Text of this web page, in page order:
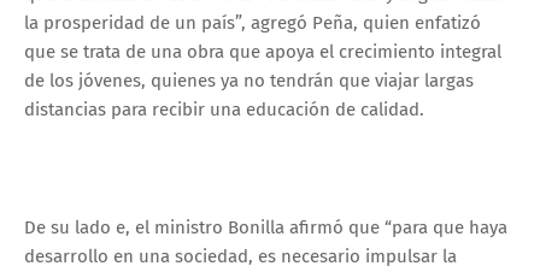
la prosperidad de un país”, agregó Peña, quien enfatizó
que se trata de una obra que apoya el crecimiento integral
de los jóvenes, quienes ya no tendrán que viajar largas
distancias para recibir una educación de calidad.
De su lado e, el ministro Bonilla afirmó que “para que haya
desarrollo en una sociedad, es necesario impulsar la